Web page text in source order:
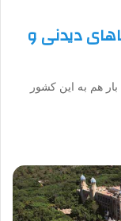
دیدنی و
هم به این کشور